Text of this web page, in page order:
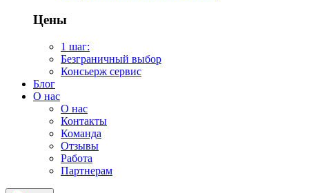
Цены
1 шаг:
Безграничный выбор
Консьерж сервис
Блог
О нас
О нас
Контакты
Команда
Отзывы
Работа
Партнерам